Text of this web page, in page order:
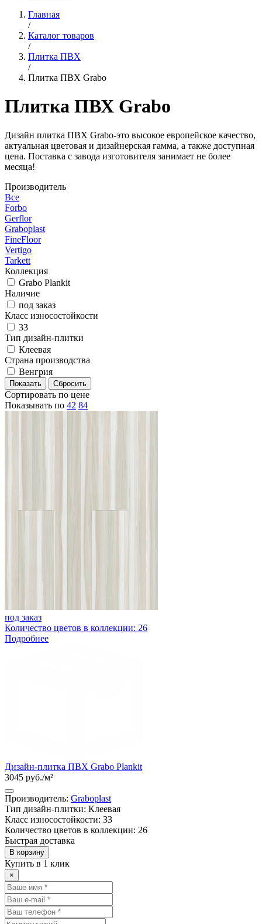
Главная
/
Каталог товаров
/
Плитка ПВХ
/
Плитка ПВХ Grabo
Плитка ПВХ Grabo
Дизайн плитка ПВХ Grabo-это высокое европейское качество,
актуальная цветовая и дизайнерская гамма, а также доступная
цена. Поставка с завода изготовителя занимает не более
месяца!
Производитель
Все
Forbo
Gerflor
Graboplast
FineFloor
Vertigo
Tarkett
Коллекция
Grabo Plankit
Наличие
под заказ
Класс износостойкости
33
Тип дизайн-плитки
Клеевая
Страна производства
Венгрия
Сортировать по цене
Показывать по 42 84
под заказ
Количество цветов в коллекции: 26
Подробнее
Дизайн-плитка ПВХ Grabo Plankit
3045 руб./м²
Производитель: Graboplast
Тип дизайн-плитки: Клеевая
Класс износостойкости: 33
Количество цветов в коллекции: 26
Быстрая доставка
В корзину
Купить в 1 клик
×